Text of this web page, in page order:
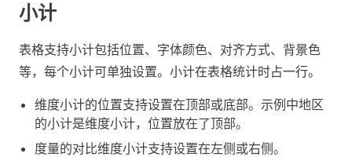
小计
表格支持小计包括位置、字体颜色、对齐方式、背景色
等，每个小计可单独设置。小计在表格统计时占一行。
维度小计的位置支持设置在顶部或底部。示例中地区
的小计是维度小计，位置放在了顶部。
度量的对比维度小计支持设置在左侧或右侧。